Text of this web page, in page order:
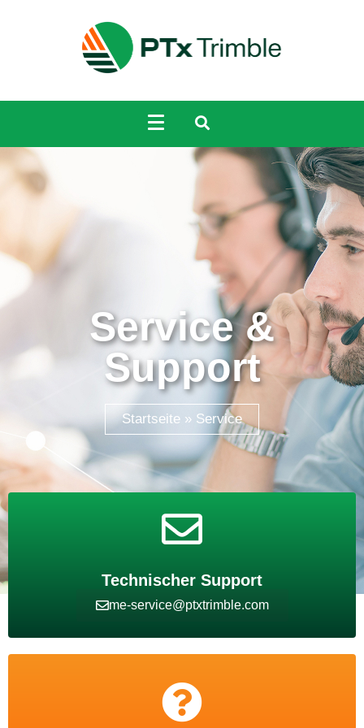
Service &
Support
Startseite » Service
Technischer Support
me-service@ptxtrimble.com​
Tutorials & E-Learning